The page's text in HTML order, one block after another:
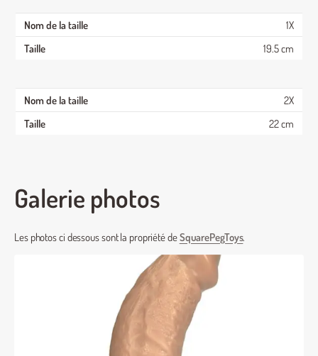
1X
19.5 cm
2X
22 cm
Galerie photos
Les photos ci dessous sont la propriété deSquarePegToys.